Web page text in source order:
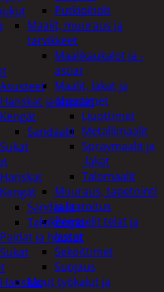
Putkipihdit
Maalit, muuraus ja
tarvikkeet
Maalikaukalot ja -
astiat
Maalit, lakat ja
ohentimet
Liuottimet
Metallimaalit
Spraymaalit ja
-lakat
Talomaalit
Muuraus, tapetointi
ja laatoitus
Pensselit telat ja
lastat
Sekoittimet
Suojaus
Muut työkalut ja
Asusteet
Hanskat ja lapaset
Kengät
Sandaalit
Sukat
Hanskat
Kengät
Sandaalit
Talvikengät
Paidat ja housut
Sukat
Hanskat